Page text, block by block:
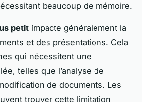
beaucoup de mémoire.
petit impacte généralement la
et des présentations. Cela
qui nécessitent une
telles que l’analyse de
de documents. Les
trouver cette limitation